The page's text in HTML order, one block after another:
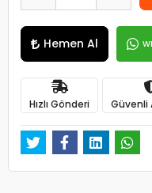
Hemen Al
Hızlı Gönderi Güvenli